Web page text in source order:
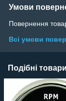
Умови
Повернення
Всі умови
Подібні